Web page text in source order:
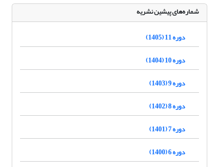
شماره‌های پیشین نشریه
دوره 11 (1405)
دوره 10 (1404)
دوره 9 (1403)
دوره 8 (1402)
دوره 7 (1401)
دوره 6 (1400)